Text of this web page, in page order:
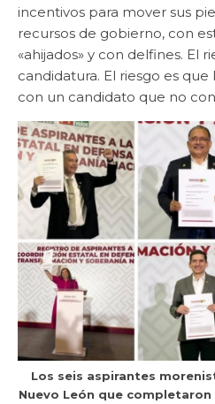
incentivos para mover sus
recursos de gobierno, con
«ahijados» y con delfines. El
candidatura. El riesgo es
con un candidato que no
Los seis aspirantes
Nuevo León que